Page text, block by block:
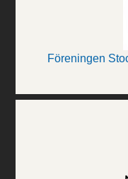
Föreningen